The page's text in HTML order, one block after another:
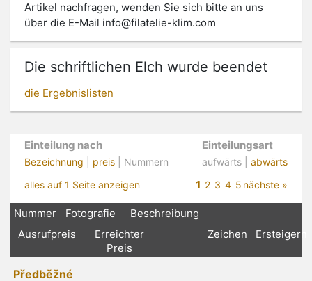
Artikel nachfragen, wenden Sie sich bitte an uns
über die E-Mail info@filatelie-klim.com
Die schriftlichen Elch wurde beendet
die Ergebnislisten
Einteilung nach
Bezeichnung preis | Nummern
Einteilungsart
aufwärts | abwärts
alles auf 1 Seite anzeigen
1 2 3 4 5 nächste »
Nummer Fotografie
Beschreibung
Ausrufpreis
Erreichter
Preis
Zeichen Ersteigern
Předběžné